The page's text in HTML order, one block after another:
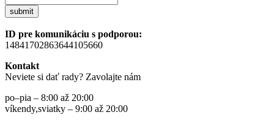
submit
ID pre komunikáciu s podporou:
14841702863644105660
Kontakt
Neviete si dať rady? Zavolajte nám
po–pia – 8:00 až 20:00
víkendy,sviatky – 9:00 až 20:00